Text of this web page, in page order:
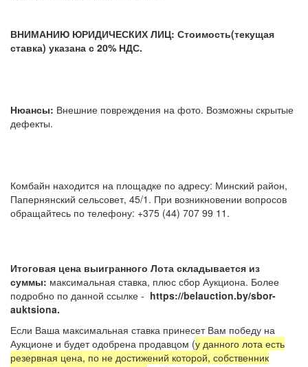
ВНИМАНИЮ ЮРИДИЧЕСКИХ ЛИЦ: Стоимость(текущая
ставка) указана с 20% НДС.
Нюансы: Внешние повреждения на фото. Возможны скрытые
дефекты.
Комбайн находится на площадке по адресу: Минский район,
Папернянский сельсовет, 45/1. При возникновении вопросов
обращайтесь по телефону: +375 (44) 707 99 11.
Итоговая цена выигранного Лота складывается из
суммы: максимальная ставка, плюс сбор Аукциона. Более
подробно по данной ссылке - https://belauction.by/sbor-
auktsiona.
Если Ваша максимальная ставка принесет Вам победу на
Аукционе и будет одобрена продавцом (у данного лота есть
резервная цена, по не достижений которой, собственник